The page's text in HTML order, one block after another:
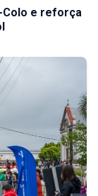
Colo e reforça